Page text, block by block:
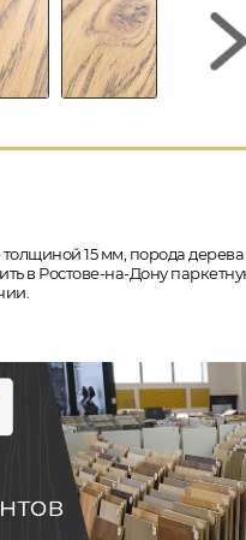
15 мм, порода дерева
в Ростове-на-Дону